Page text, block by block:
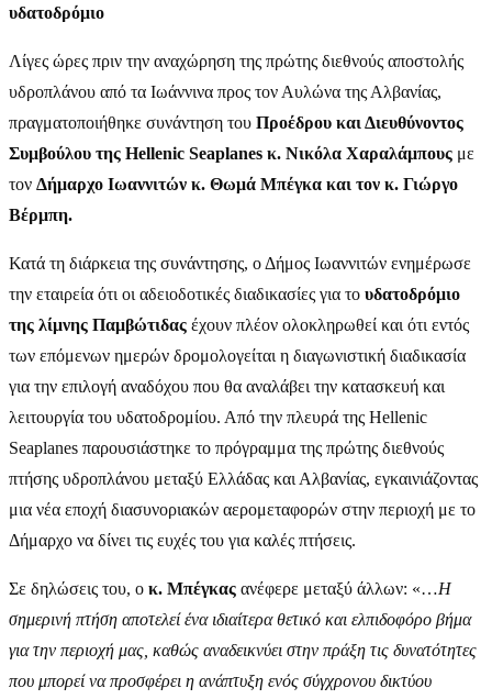
υδατοδρόμιο
Λίγες ώρες πριν την αναχώρηση της πρώτης διεθνούς αποστολής
υδροπλάνου από τα Ιωάννινα προς τον Αυλώνα της Αλβανίας,
πραγματοποιήθηκε συνάντηση του Προέδρου και Διευθύνοντος
Συμβούλου της Hellenic Seaplanes κ. Νικόλα Χαραλάμπους με
τον Δήμαρχο Ιωαννιτών κ. Θωμά Μπέγκα και τον κ. Γιώργο
Βέρμπη.
Κατά τη διάρκεια της συνάντησης, ο Δήμος Ιωαννιτών ενημέρωσε
την εταιρεία ότι οι αδειοδοτικές διαδικασίες για το υδατοδρόμιο
της λίμνης Παμβώτιδας έχουν πλέον ολοκληρωθεί και ότι εντός
των επόμενων ημερών δρομολογείται η διαγωνιστική διαδικασία
για την επιλογή αναδόχου που θα αναλάβει την κατασκευή και
λειτουργία του υδατοδρομίου. Από την πλευρά της Hellenic
Seaplanes παρουσιάστηκε το πρόγραμμα της πρώτης διεθνούς
πτήσης υδροπλάνου μεταξύ Ελλάδας και Αλβανίας, εγκαινιάζοντας
μια νέα εποχή διασυνοριακών αερομεταφορών στην περιοχή με το
Δήμαρχο να δίνει τις ευχές του για καλές πτήσεις.
Σε δηλώσεις του, ο κ. Μπέγκας ανέφερε μεταξύ άλλων: «…Η
σημερινή πτήση αποτελεί ένα ιδιαίτερα θετικό και ελπιδοφόρο βήμα
για την περιοχή μας, καθώς αναδεικνύει στην πράξη τις δυνατότητες
που μπορεί να προσφέρει η ανάπτυξη ενός σύγχρονου δικτύου